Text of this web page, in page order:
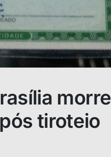
morre
tiroteio